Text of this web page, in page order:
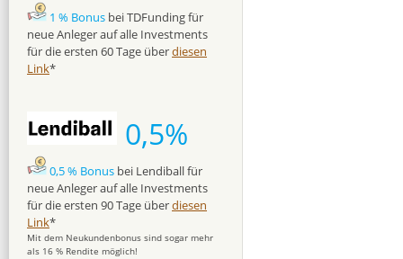
1 % Bonus bei TDFunding für
neue Anleger auf alle Investments
für die ersten 60 Tage überdiesen
Link*
0,5%
0,5 % Bonus bei Lendiball für
neue Anleger auf alle Investments
für die ersten 90 Tage überdiesen
Link*
Mit dem Neukundenbonus sind sogar mehr
als 16 % Rendite möglich!